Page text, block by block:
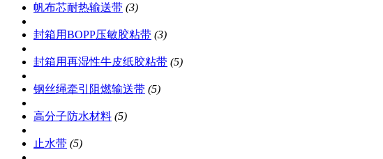
帆布芯耐热输送带 (3)
封箱用BOPP压敏胶粘带 (3)
封箱用再湿性牛皮纸胶粘带 (5)
钢丝绳牵引阻燃输送带 (5)
高分子防水材料 (5)
止水带 (5)